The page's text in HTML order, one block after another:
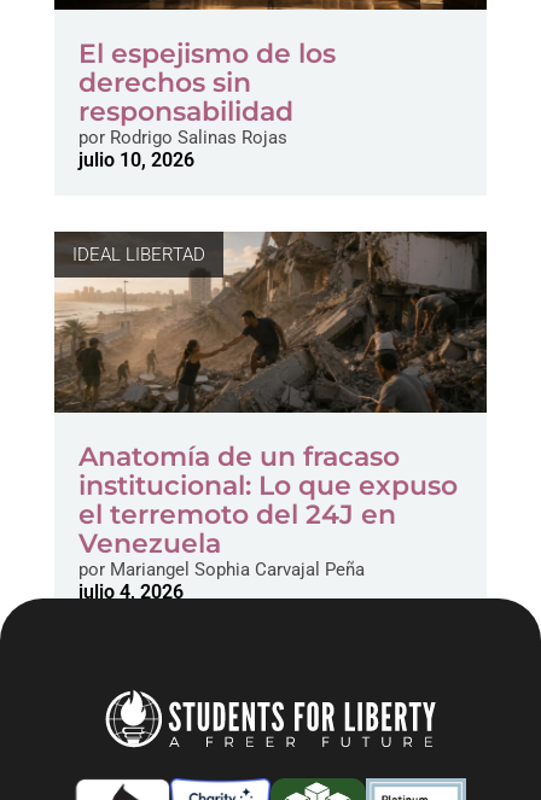
El espejismo de los
derechos sin
responsabilidad
porRodrigo Salinas Rojas
julio 10, 2026
IDEAL LIBERTAD
Anatomía de un fracaso
institucional: Lo que expuso
el terremoto del 24J en
Venezuela
porMariangel Sophia Carvajal Peña
julio 4, 2026